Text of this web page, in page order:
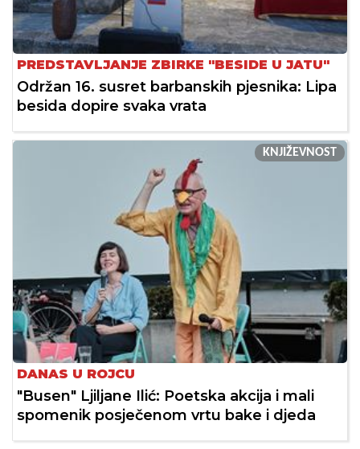
PREDSTAVLJANJE ZBIRKE "BESIDE U JATU"
Održan 16. susret barbanskih pjesnika: Lipa
besida dopire svaka vrata
KNJIŽEVNOST
DANAS U ROJCU
"Busen" Ljiljane Ilić: Poetska akcija i mali
spomenik posječenom vrtu bake i djeda